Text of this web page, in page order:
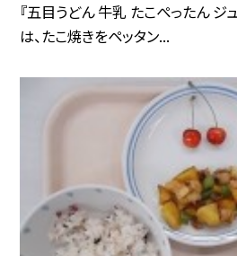
『五目うどん 牛乳 たこぺったん ジ
は、たこ焼きをペッタン...